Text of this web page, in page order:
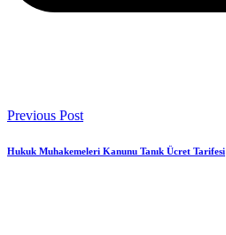
Previous Post
Hukuk Muhakemeleri Kanunu Tanık Ücret Tarifesi